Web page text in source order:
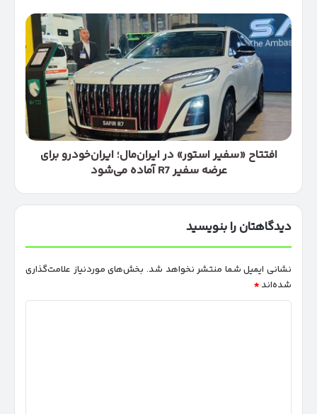
آلمانی
در
مسیر
بازار
ایران
افتتاح
«سفیر
استور»
ایران‌مال؛
ایران‌خودرو
برای
سفیر
افتتاح «سفیر استور» در ایران‌مال؛ ایران‌خودرو برای
عرضه سفیر R7 آماده می‌شود
دیدگاهتان را بنویسید
نشانی ایمیل شما منتشر نخواهد شد. بخش‌های موردنیاز علامت‌گذاری
شده‌اند *